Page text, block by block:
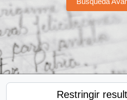
Restringir